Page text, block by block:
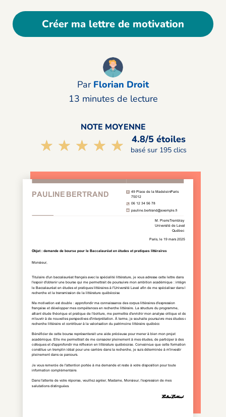
Créer ma lettre de motivation
Par Florian Droit
13 minutes de lecture
NOTE MOYENNE
☆☆☆☆☆
★★★★★ 4.8/5 étoiles
basé sur 195 clics